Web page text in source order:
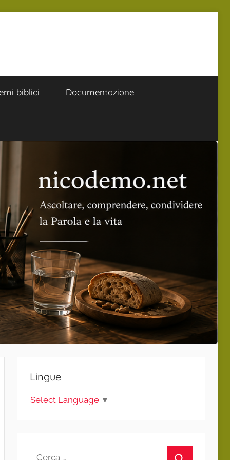
biblici Documentazione
Lingue
Select Language ▼
Ricerca